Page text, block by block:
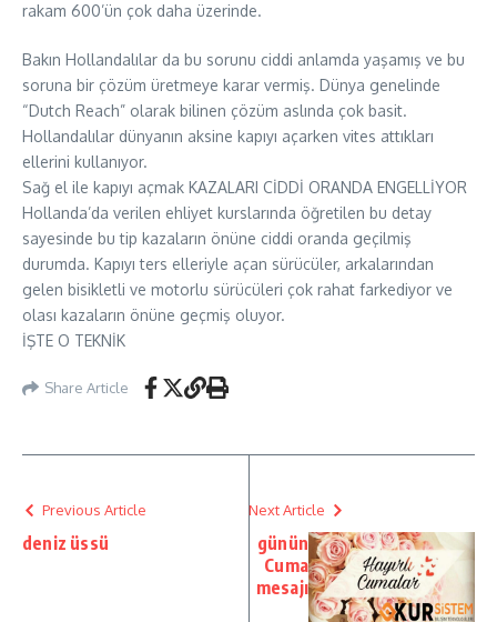
rakam 600’ün çok daha üzerinde.
Bakın Hollandalılar da bu sorunu ciddi anlamda yaşamış ve bu
soruna bir çözüm üretmeye karar vermiş. Dünya genelinde
“Dutch Reach” olarak bilinen çözüm aslında çok basit.
Hollandalılar dünyanın aksine kapıyı açarken vites attıkları
ellerini kullanıyor.
Sağ el ile kapıyı açmak KAZALARI CİDDİ ORANDA ENGELLİYOR
Hollanda’da verilen ehliyet kurslarında öğretilen bu detay
sayesinde bu tip kazaların önüne ciddi oranda geçilmiş
durumda. Kapıyı ters elleriyle açan sürücüler, arkalarından
gelen bisikletli ve motorlu sürücüleri çok rahat farkediyor ve
olası kazaların önüne geçmiş oluyor.
İŞTE O TEKNİK
Share Article
Previous Article
deniz üssü
Next Article
günün
Cuma
mesajı